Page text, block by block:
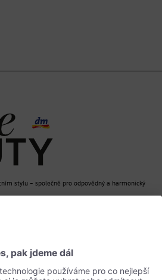
stylu – společně pro odpovědný a harmonický